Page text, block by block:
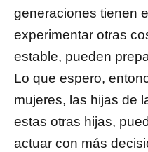
generaciones tienen
experimentar otras
estable, pueden
Lo que espero,
mujeres, las hijas de
estas otras hijas,
actuar con más